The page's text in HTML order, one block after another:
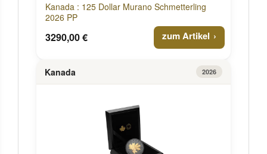
Kanada : 125 Dollar Murano Schmetterling
2026 PP
3290,00 € zum Artikel
Kanada 2026